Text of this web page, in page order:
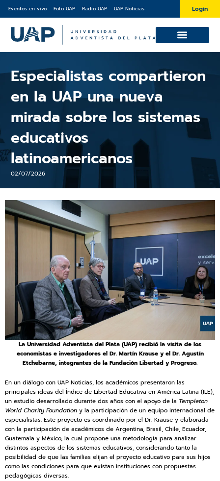
al
contenido
Eventos en vivo Foto UAP Radio UAP UAP Noticias Login
Especialistas compartieron
en la UAP una nueva
mirada sobre los sistemas
educativos
latinoamericanos
02/07/2026
La Universidad Adventista del Plata (UAP) recibió la visita de los
economistas e investigadores el Dr. Martín Krause y el Dr. Agustín
Etchebarne, integrantes de la Fundación Libertad y Progreso.
En un diálogo con UAP Noticias, los académicos presentaron las
principales ideas del Índice de Libertad Educativa en América Latina (ILE),
un estudio desarrollado durante dos años con el apoyo de la Templeton
World Charity Foundation y la participación de un equipo internacional de
especialistas. Este proyecto es coordinado por el Dr. Krause y elaborada
con la participación de académicos de Argentina, Brasil, Chile, Ecuador,
Guatemala y México, la cual propone una metodología para analizar
distintos aspectos de los sistemas educativos, considerando tanto la
posibilidad de que las familias elijan el proyecto educativo para sus hijos
como las condiciones para que existan instituciones con propuestas
pedagógicas diversas.